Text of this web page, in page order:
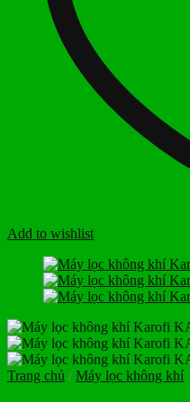
Add to wishlist
Trang chủ / Máy lọc không khí